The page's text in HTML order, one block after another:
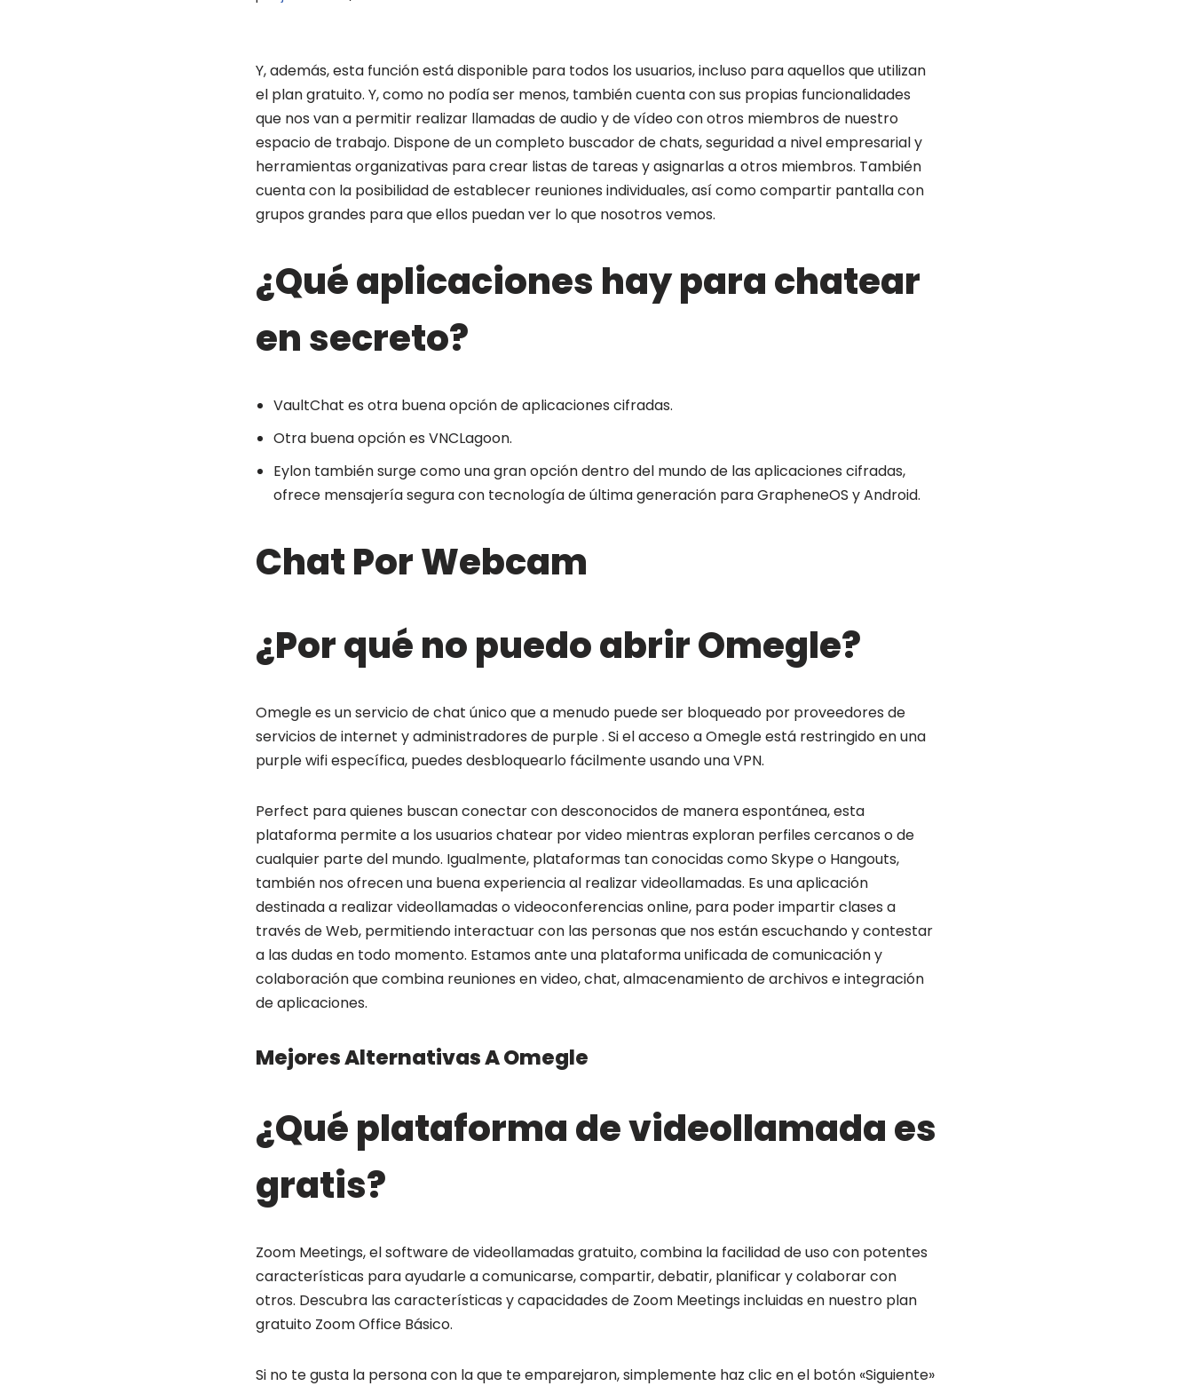
Y, además, esta función está disponible para todos los usuarios, incluso para aquellos que utilizan
el plan gratuito. Y, como no podía ser menos, también cuenta con sus propias funcionalidades
que nos van a permitir realizar llamadas de audio y de vídeo con otros miembros de nuestro
espacio de trabajo. Dispone de un completo buscador de chats, seguridad a nivel empresarial y
herramientas organizativas para crear listas de tareas y asignarlas a otros miembros. También
cuenta con la posibilidad de establecer reuniones individuales, así como compartir pantalla con
grupos grandes para que ellos puedan ver lo que nosotros vemos.
¿Qué aplicaciones hay para chatear
en secreto?
VaultChat es otra buena opción de aplicaciones cifradas.
Otra buena opción es VNCLagoon.
Eylon también surge como una gran opción dentro del mundo de las aplicaciones cifradas,
ofrece mensajería segura con tecnología de última generación para GrapheneOS y Android.
Chat Por Webcam
¿Por qué no puedo abrir Omegle?
Omegle es un servicio de chat único que a menudo puede ser bloqueado por proveedores de
servicios de internet y administradores de purple . Si el acceso a Omegle está restringido en una
purple wifi específica, puedes desbloquearlo fácilmente usando una VPN.
Perfect para quienes buscan conectar con desconocidos de manera espontánea, esta
plataforma permite a los usuarios chatear por video mientras exploran perfiles cercanos o de
cualquier parte del mundo. Igualmente, plataformas tan conocidas como Skype o Hangouts,
también nos ofrecen una buena experiencia al realizar videollamadas. Es una aplicación
destinada a realizar videollamadas o videoconferencias online, para poder impartir clases a
través de Web, permitiendo interactuar con las personas que nos están escuchando y contestar
a las dudas en todo momento. Estamos ante una plataforma unificada de comunicación y
colaboración que combina reuniones en video, chat, almacenamiento de archivos e integración
de aplicaciones.
Mejores Alternativas A Omegle
¿Qué plataforma de videollamada es
gratis?
Zoom Meetings, el software de videollamadas gratuito, combina la facilidad de uso con potentes
características para ayudarle a comunicarse, compartir, debatir, planificar y colaborar con
otros. Descubra las características y capacidades de Zoom Meetings incluidas en nuestro plan
gratuito Zoom Office Básico.
Si no te gusta la persona con la que te emparejaron, simplemente haz clic en el botón «Siguiente»